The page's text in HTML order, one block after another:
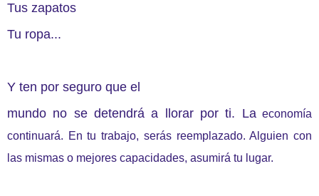
Tus zapatos
Tu ropa...
Y ten por seguro que el
mundo no se detendrá a llorar por ti. Laeconomía
continuará. En tu trabajo, serás reemplazado. Alguien con
las mismas o mejores capacidades, asumirá tu lugar.